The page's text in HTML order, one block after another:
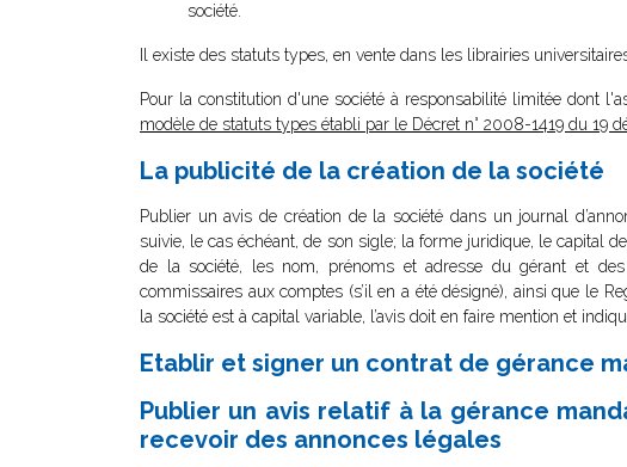
société.
Il existe des statuts types, en vente dans les librairies
Pour la constitution d'une société à responsabilité limitée dont
modèle de statuts types établi par le Décret n° 2008-1419 du 19
La publicité de la création de la société
Publier un avis de création de la société dans un journal
suivie, le cas échéant, de son sigle; la forme juridique, le capital
de la société, les nom, prénoms et adresse du gérant et
commissaires aux comptes (s’il en a été désigné), ainsi que le
la société est à capital variable, l’avis doit en faire mention et
Etablir et signer un contrat de gérance
Publier un avis relatif à la gérance
recevoir des annonces légales